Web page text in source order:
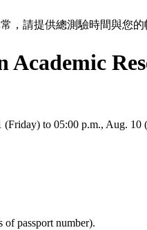
，請提供總測驗時間與您的
Academic
to 05:00 p.m., Aug.
passport number).